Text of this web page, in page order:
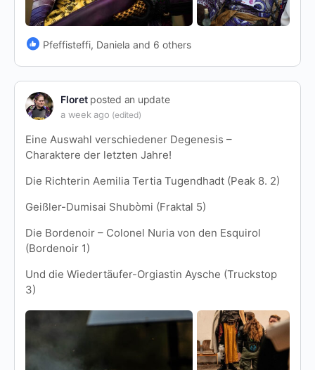
Pfeffisteffi, Daniela and 6 others
Floretposted an update
a week ago (edited)
Eine Auswahl verschiedener Degenesis –
Charaktere der letzten Jahre!
Die Richterin Aemilia Tertia Tugendhadt (Peak 8. 2)
Geißler-Dumisai Shubòmi (Fraktal 5)
Die Bordenoir – Colonel Nuria von den Esquirol
(Bordenoir 1)
Und die Wiedertäufer-Orgiastin Aysche (Truckstop
3)